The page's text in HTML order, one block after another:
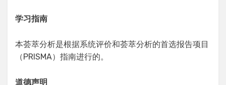
学习指南
本荟萃分析是根据系统评价和荟萃分析的首选报告项目
（PRISMA）指南进行的。
道德声明